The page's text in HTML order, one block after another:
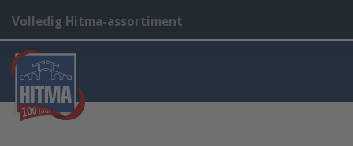
Volledig Hitma-assortiment